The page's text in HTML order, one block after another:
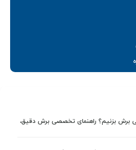
برش بزنیم؟ راهنمای تخصصی برش دقیق،